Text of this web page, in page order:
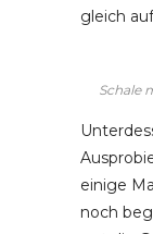
gleich
Schale
einige
noch